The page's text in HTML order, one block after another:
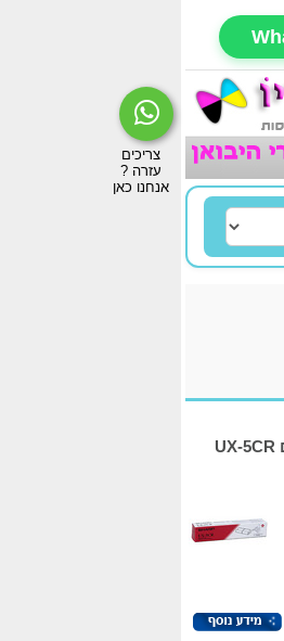
זוג גלילי פקס תואמים UX-5CR